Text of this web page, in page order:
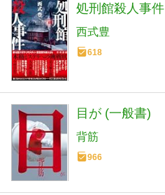
処刑館殺人事件
西式豊
618
目が (一般書)
背筋
966